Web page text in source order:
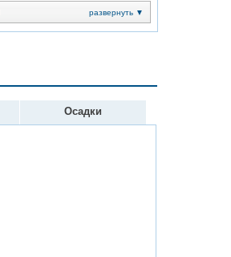
развернуть ▼
Осадки